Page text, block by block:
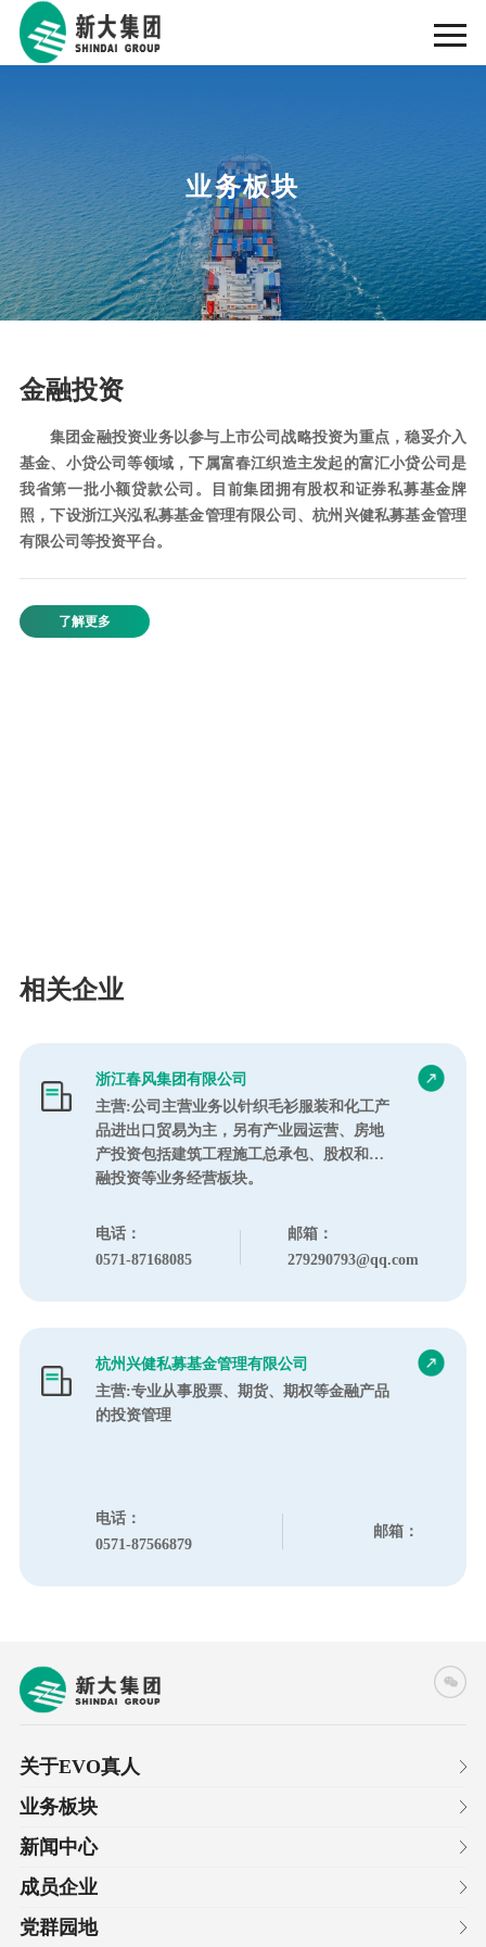
业务板块
金融投资
集团金融投资业务以参与上市公司战略投资为重点，稳妥介入
基金、小贷公司等领域，下属富春江织造主发起的富汇小贷公司是
我省第一批小额贷款公司。目前集团拥有股权和证券私募基金牌
照，下设浙江兴泓私募基金管理有限公司、杭州兴健私募基金管理
有限公司等投资平台。
了解更多
相关企业
浙江春风集团有限公司
主营:公司主营业务以针织毛衫服装和化工产
品进出口贸易为主，另有产业园运营、房地
产投资包括建筑工程施工总承包、股权和金
融投资等业务经营板块。
电话：
0571-87168085
邮箱：
279290793@qq.com
杭州兴健私募基金管理有限公司
主营:专业从事股票、期货、期权等金融产品
的投资管理
电话：
0571-87566879
邮箱：
关于EVO真人
业务板块
新闻中心
成员企业
党群园地